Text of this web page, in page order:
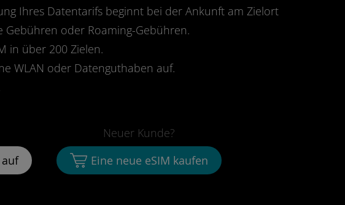
Ihres Datentarifs beginnt bei der Ankunft am Zielort
Gebühren oder Roaming-Gebühren.
in über 200 Zielen.
WLAN oder Datenguthaben auf.
Neuer Kunde?
Eine neue eSIM kaufen